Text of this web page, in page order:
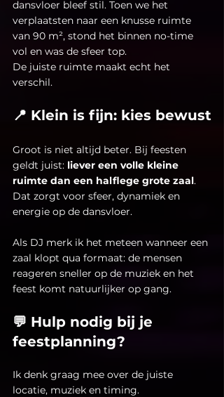
dansvloer bleef stil. Toen we het
verplaatsten naar een knusse ruimte
van 90 m², stond het binnen no-time
vol en was de sfeer top.
De juiste ruimte maakt echt het
verschil.
📍 Klein is fijn: kies bewust
Groot is niet altijd beter. Bij feesten
geldt juist: liever een volle kleine
ruimte dan een halflege grote zaal.
Dat zorgt voor sfeer, dynamiek en
energie op de dansvloer.
Als DJ merk ik het meteen wanneer een
zaal klopt qua formaat: de mensen
reageren sneller op de muziek en het
feest komt natuurlijker op gang.
💬 Hulp nodig bij je
feestplanning?
Ik denk graag mee over de juiste
locatie, muziek en timing.